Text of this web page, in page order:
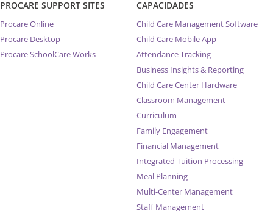
PROCARE SUPPORT SITES
Procare Online
Procare Desktop
Procare SchoolCare Works
CAPACIDADES
Child Care Management Software
Child Care Mobile App
Attendance Tracking
Business Insights & Reporting
Child Care Center Hardware
Classroom Management
Curriculum
Family Engagement
Financial Management
Integrated Tuition Processing
Meal Planning
Multi-Center Management
Staff Management